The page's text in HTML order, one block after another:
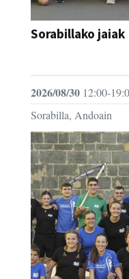
Sorabillako jaiak
2026/08/30 12:00-
Sorabilla, Andoain